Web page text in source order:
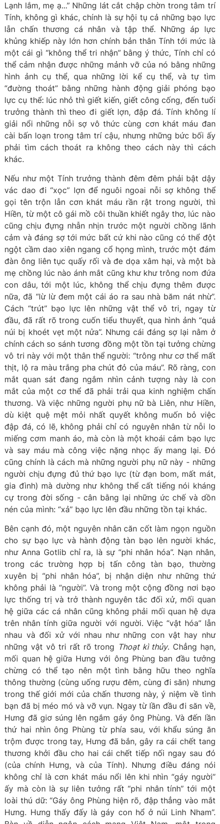
Lạnh lắm, mẹ ạ...” Những lát cắt chập chờn trong tâm trí
Tính, không gì khác, chính là sự hội tụ cả những bạo lực
lẫn chấn thương cá nhân và tập thể. Những áp lực
khủng khiếp này lớn hơn chính bản thân Tính tới mức là
một cái gì “không thể tri nhận” bằng ý thức, Tính chỉ có
thể cảm nhận được những mảnh vỡ của nó bằng những
hình ảnh cụ thể, qua những lời kể cụ thể, và tự tìm
“đường thoát” bằng những hành động giải phóng bạo
lực cụ thể: lúc nhỏ thì giết kiến, giết công cống, đến tuổi
trưởng thành thì theo đi giết lợn, đập đá. Tính không lí
giải nổi những nỗi sợ vô thức cùng cơn khát máu đan
cài bấn loạn trong tâm trí cậu, nhưng những bức bối ấy
phải tìm cách thoát ra không theo cách này thì cách
khác.
Nếu như một Tính trưởng thành đêm đêm phải bật dậy
vác dao đi “xọc” lợn để nguôi ngoai nỗi sợ không thể
gọi tên trộn lẫn cơn khát máu rần rật trong người, thì
Hiền, từ một cô gái mồ côi thuần khiết ngây thơ, lúc nào
cũng chịu đựng nhẫn nhịn trước một người chồng lãnh
cảm và đáng sợ tới mức bất cứ khi nào cũng có thể đột
ngột cầm dao xiên ngang cổ họng mình, trước một đám
đàn ông liên tục quấy rối và đe dọa xâm hại, và một bà
mẹ chồng lúc nào ánh mắt cũng khư khư trông nom đứa
con dâu, tới một lúc, không thể chịu đựng thêm được
nữa, đã “lừ lừ đem một cái áo ra sau nhà băm nát nhừ”.
Cách “trút” bạo lực lên những vật thể vô tri, ngay từ
đầu, đã rất rõ trong cuốn tiểu thuyết, qua hình ảnh “quả
núi bị khoét vẹt một nửa”. Nhưng cái đáng sợ lại nằm ở
chính cách so sánh tương đồng một tồn tại tưởng chừng
vô tri này với một thân thể người: “trông như cơ thể mất
thịt, lộ ra màu trắng pha chút đỏ của máu”. Rõ ràng, con
mắt quan sát đang ngắm nhìn cảnh tượng này là con
mắt của một cơ thể đã phải trải qua kinh nghiệm chấn
thương. Và việc những người phụ nữ bà Liên, như Hiền,
dù kiệt quệ mệt mỏi nhất quyết không muốn bỏ việc
đập đá, có lẽ, không phải chỉ có nguyên nhân từ nỗi lo
miếng cơm manh áo, mà còn là một khoái cảm bạo lực
và say máu mà công việc nặng nhọc ấy mang lại. Đó
cũng chính là cách mà những người phụ nữ này - những
người chịu đựng đủ thứ bạo lực (từ đạn bom, mất mát,
gia đình) mà dường như không thể cất tiếng nói kháng
cự trong đời sống - cân bằng lại những ức chế và dồn
nén của mình: “xả” bạo lực lên đầu những tồn tại khác.
Bên cạnh đó, một nguyên nhân căn cốt làm ngọn nguồn
cho sự bạo lực và hành động tàn bạo lên người khác,
như Anna Gotlib chỉ ra, là sự “phi nhân hóa”. Nạn nhân,
trong các trường hợp bị tấn công tàn bạo, thường
xuyên bị “phi nhân hóa”, bị nhận diện như những thứ
không phải là “người”. Và trong một cộng đồng nơi bạo
lực thống trị và trở thành nguyên tắc đối xử, mối quan
hệ giữa các cá nhân cũng không phải mối quan hệ dựa
trên nhân tính giữa người với người. Việc “vật hóa” lẫn
nhau và đối xử với nhau như những con vật hay như
những vật vô tri rất rõ trong Thoạt kì thủy. Chẳng hạn,
mối quan hệ giữa Hưng với ông Phùng ban đầu tưởng
chừng có thể tạo nên một tình bằng hữu theo nghĩa
thông thường (cùng uống rượu đêm, cùng đi săn) nhưng
trong thế giới mới của chấn thương này, ý niệm về tình
bạn đã bị méo mó và vỡ vụn. Ngay từ lần đầu đi săn về,
Hưng đã giơ súng lên ngắm gáy ông Phùng. Và đến lần
thứ hai nhìn ông Phùng từ phía sau, với khẩu súng ăn
trộm được trong tay, Hưng đã bắn, gây ra cái chết tang
thương khởi đầu cho hai cái chết tiếp nối ngay sau đó
(của chính Hưng, và của Tính). Nhưng điều đáng nói
không chỉ là cơn khát máu nổi lên khi nhìn “gáy người”
ấy mà còn là sự liên tưởng rất “phi nhân tính” tới một
loài thú dữ: “Gáy ông Phùng hiện rõ, đập thẳng vào mắt
Hưng. Hưng thấy đấy là gáy con hổ ở núi Linh Nham”.